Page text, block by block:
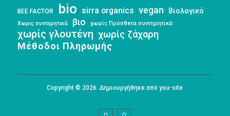
BEE FACTOR bio sirra organics vegan Βιολογικό
Χωρις συντηρητικά βιο χωρίς Πρόσθετα συντηρητικά
χωρίς γλουτένη χωρίς ζάχαρη
Μέθοδοι Πληρωμής
Copyright © 2026. Δημιουργήθηκε από you-site